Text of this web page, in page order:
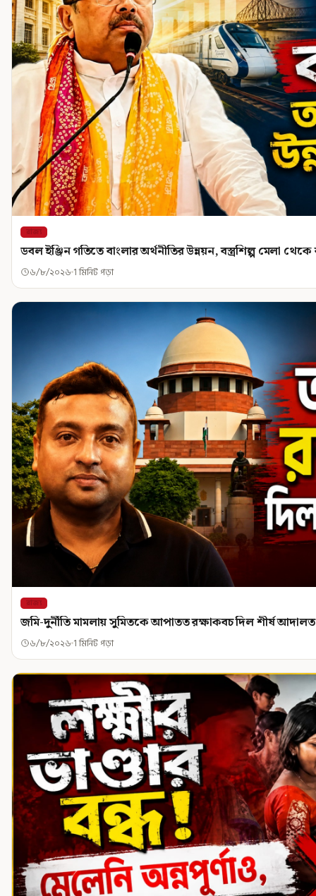
রাজ্য
ডবল ইঞ্জিন গতিতে বাংলার অর্থনীতির উন্নয়ন, বস্ত্রশিল্প মেলা থেকে
৬/৮/২০২৬ 1 মিনিট পড়া
রাজ্য
জমি-দুর্নীতি মামলায় সুমিতকে আপাতত রক্ষাকবচ দিল শীর্ষ আদালত
৬/৮/২০২৬ 1 মিনিট পড়া